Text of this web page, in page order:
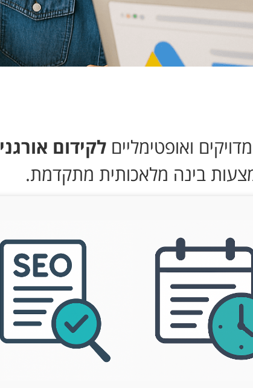
לקידום אורגני
בינה מלאכותית מתקדמת.